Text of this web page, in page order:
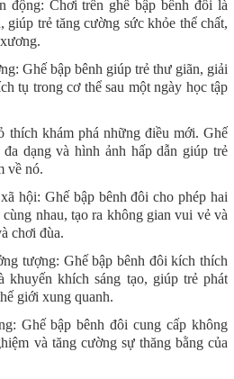
động: Chơi trên ghế bập bênh đôi là
giúp trẻ tăng cường sức khỏe thể chất,
Ghế bập bênh giúp trẻ thư giãn, giải
tụ trong cơ thể sau một ngày học tập
thích khám phá những điều mới. Ghế
dạng và hình ảnh hấp dẫn giúp trẻ
về nó.
hội: Ghế bập bênh đôi cho phép hai
nhau, tạo ra không gian vui vẻ và
chơi đùa.
tượng: Ghế bập bênh đôi kích thích
khuyến khích sáng tạo, giúp trẻ phát
giới xung quanh.
Ghế bập bênh đôi cung cấp không
và tăng cường sự thăng bằng của